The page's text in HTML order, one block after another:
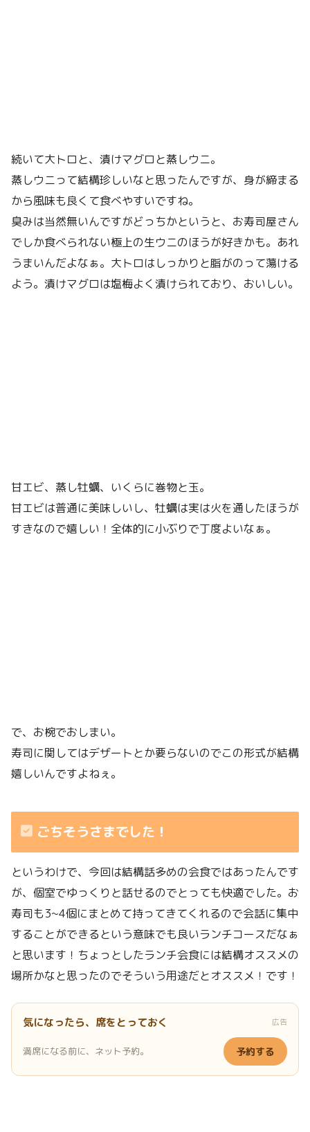
続いて大トロと、漬けマグロと蒸しウニ。
蒸しウニって結構珍しいなと思ったんですが、身が締まる
から風味も良くて食べやすいですね。
臭みは当然無いんですがどっちかというと、お寿司屋さん
でしか食べられない極上の生ウニのほうが好きかも。あれ
うまいんだよなぁ。大トロはしっかりと脂がのって蕩ける
よう。漬けマグロは塩梅よく漬けられており、おいしい。
甘エビ、蒸し牡蠣、いくらに巻物と玉。
甘エビは普通に美味しいし、牡蠣は実は火を通したほうが
すきなので嬉しい！全体的に小ぶりで丁度よいなぁ。
で、お椀でおしまい。
寿司に関してはデザートとか要らないのでこの形式が結構
嬉しいんですよねぇ。
ごちそうさまでした！
というわけで、今回は結構話多めの会食ではあったんです
が、個室でゆっくりと話せるのでとっても快適でした。お
寿司も3~4個にまとめて持ってきてくれるので会話に集中
することができるという意味でも良いランチコースだなぁ
と思います！ちょっとしたランチ会食には結構オススメの
場所かなと思ったのでそういう用途だとオススメ！です！
気になったら、席をとっておく 広告
満席になる前に、ネット予約。 予約する